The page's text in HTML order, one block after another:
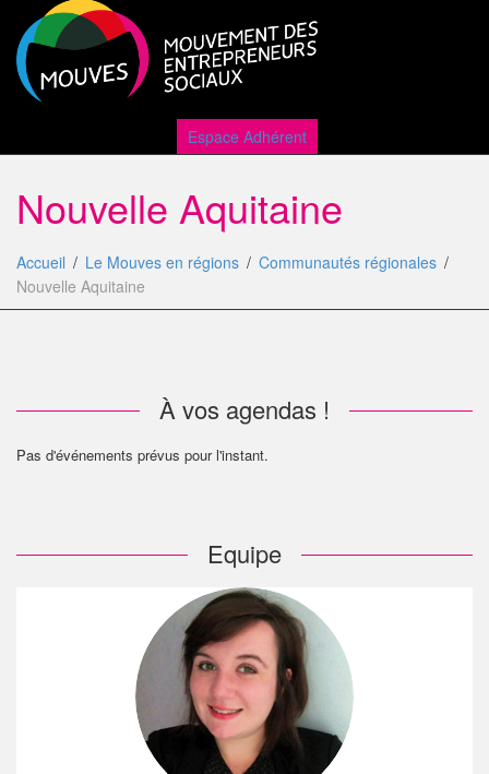
Espace Adhérent
Nouvelle Aquitaine
Accueil Le Mouves en régions
Communautés régionales
Nouvelle Aquitaine
À vos agendas !
Pas d'événements prévus pour l'instant.
Equipe